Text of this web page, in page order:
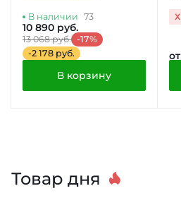
В наличии 73
10 890 руб.
13 068 руб. -17%
-2 178 руб.
В корзину
Товар дня